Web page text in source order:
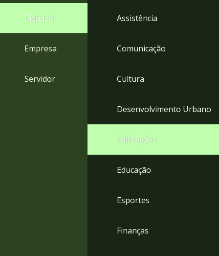
rodapé
Cidadão
Empresa
Servidor
Assistência
Comunicação
Cultura
Desenvolvimento Urbano
Edificações
Educação
Esportes
Finanças